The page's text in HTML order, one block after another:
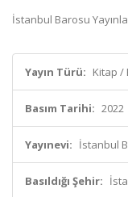
İstanbul Barosu
Yayın Türü: Kitap /
Basım Tarihi: 2022
Yayınevi: İstanbul
Basıldığı Şehir: